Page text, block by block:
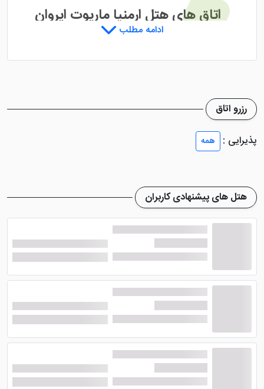
اتاق های هتل ارمنیا ماریوت ایروان
باعث شده تا میهمانان با هر سلیقه ای بتوانند در اتاق مد نظر
دولوکس، سوئیت اگزکیوزتیو، سوئیت جونیور، سوئیت
در داخل اتاق های هتل ارمنیا ماریوت ایروان
همچون سیستم تهویه مطبوع، سیستم سرمایشی، یخچال،
تلویزیون صفحه تخت، مینی بار، قسمت نشیمن و ... اشاره
کرد. چشم انداز بیشتر اتاق های این هتل ایروان، رو به میدان
جمهوری و شهر است. ضمناً با اقامت در این هتل فقط
صبحانه به صورت بوفه سلف سرویس ارائه می شود.
امکانات هتل ارمنیا ماریوت ایروان
در هتل ارمنیا ماریوت ایروان امکانات رفاهی بسیار خوبی
ادامه مطلب
رزرو اتاق
پذیرایی :
همه
هتل های پیشنهادی کاربران